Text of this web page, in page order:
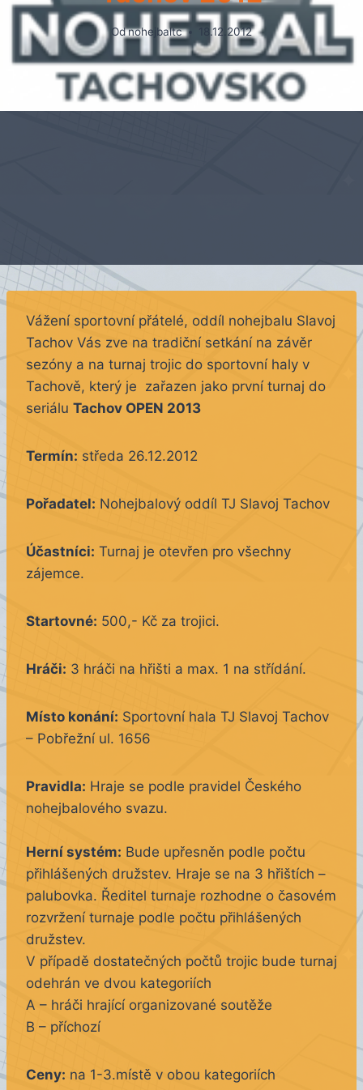
Odnohejbaltc 18.12.2012
Vážení sportovní přátelé, oddíl nohejbalu Slavoj
Tachov Vás zve na tradiční setkání na závěr
sezóny a na turnaj trojic do sportovní haly v
Tachově, který je zařazen jako první turnaj do
seriálu Tachov OPEN 2013
Termín: středa 26.12.2012
Pořadatel: Nohejbalový oddíl TJ Slavoj Tachov
Účastníci: Turnaj je otevřen pro všechny
zájemce.
Startovné: 500,- Kč za trojici.
Hráči: 3 hráči na hřišti a max. 1 na střídání.
Místo konání: Sportovní hala TJ Slavoj Tachov
– Pobřežní ul. 1656
Pravidla: Hraje se podle pravidel Českého
nohejbalového svazu.
Herní systém: Bude upřesněn podle počtu
přihlášených družstev. Hraje se na 3 hřištích –
palubovka. Ředitel turnaje rozhodne o časovém
rozvržení turnaje podle počtu přihlášených
družstev.
V případě dostatečných počtů trojic bude turnaj
odehrán ve dvou kategoriích
A – hráči hrající organizované soutěže
B – příchozí
Ceny: na 1-3.místě v obou kategoriích